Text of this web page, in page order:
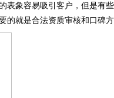
表象容易吸引客户，但是有
就是合法资质审核和口碑方